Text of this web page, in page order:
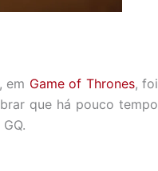
em Game of Thrones, foi
que há pouco tempo